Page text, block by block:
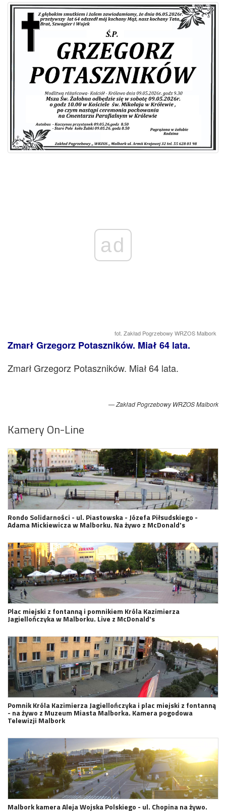
ad
fot. Zakład Pogrzebowy WRZOS Malbork
Zmarł Grzegorz Potaszników. Miał 64 lata.
Zmarł Grzegorz Potaszników. Miał 64 lata.
Zakład Pogrzebowy WRZOS Malbork
Kamery On-Line
Rondo Solidarności - ul. Piastowska - Józefa Piłsudskiego -
Adama Mickiewicza w Malborku. Na żywo z McDonald's
Plac miejski z fontanną i pomnikiem Króla Kazimierza
Jagiellończyka w Malborku. Live z McDonald's
Pomnik Króla Kazimierza Jagiellończyka i plac miejski z fontanną
- na żywo z Muzeum Miasta Malborka. Kamera pogodowa
Telewizji Malbork
Malbork kamera Aleja Wojska Polskiego - ul. Chopina na żywo.